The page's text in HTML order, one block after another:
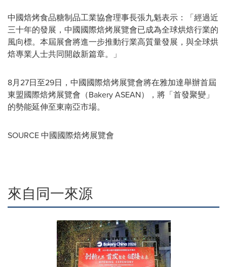
中國焙烤食品糖制品工業協會理事長張九魁表示：「經過近
三十年的發展，中國國際焙烤展覽會已成為全球烘焙行業的
風向標。本屆展會將進一步推動行業高質量發展，與全球烘
焙專業人士共同開啟新篇章。」
8月27日至29日，中國國際焙烤展覽會將在雅加達舉辦首屆
東盟國際焙烤展覽會（Bakery ASEAN），將「首發聚變」
的勢能延伸至東南亞市場。
SOURCE 中國國際焙烤展覽會
來自同一來源